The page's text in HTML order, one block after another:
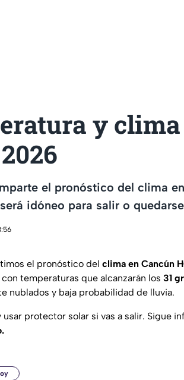
y
el pronóstico del clima
idóneo para salir o
el pronóstico del clima en Cancún
con temperaturas que alcanzarán los 31
nublados y baja probabilidad de lluvia.
protector solar si vas a salir. Sigue